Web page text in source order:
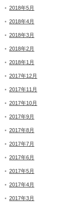
2018年5月
2018年4月
2018年3月
2018年2月
2018年1月
2017年12月
2017年11月
2017年10月
2017年9月
2017年8月
2017年7月
2017年6月
2017年5月
2017年4月
2017年3月